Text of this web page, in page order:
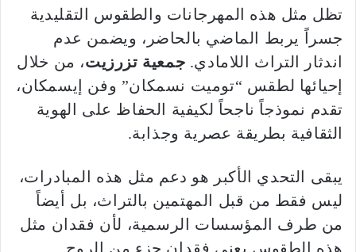
تظل مثل هذه المهرجانات والطقوس التقليدية
جسراً يربط الماضي بالحاضر، ويضمن عدم
اندثار التراث اللامادي. جمعية تزرزيت، من خلال
إحيائها لطقس “توميت نسمكان” وفن إيسمكان،
تقدم نموذجاً ناجحاً لكيفية الحفاظ على الهوية
الثقافية بطريقة عصرية وجذابة.
يبقى التحدي الأكبر هو دعم مثل هذه المبادرات،
ليس فقط من قبل المهتمين بالتراث، بل أيضاً
من طرف المؤسسات الرسمية، لأن فقدان مثل
هذه الطقوس يعني فقدان جزء من الروح